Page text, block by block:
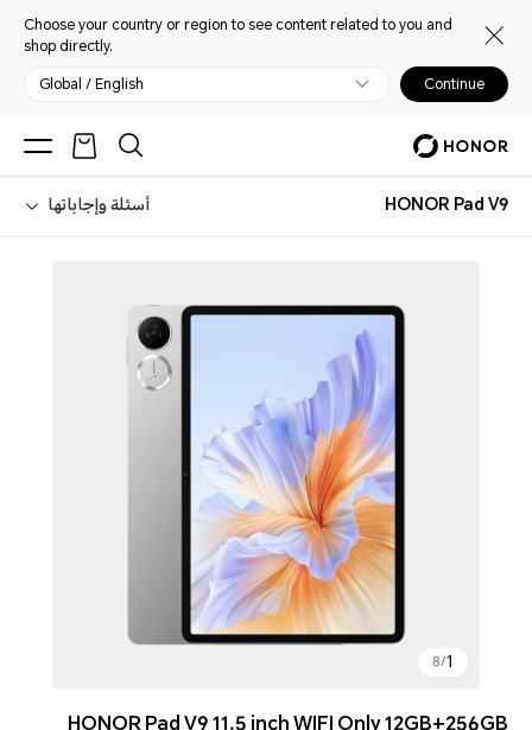
Choose your country or region to see content related to you and
shop directly.
Global / English Continue
HONOR Pad V9 أسئلة وإجاباتها
1
/
8